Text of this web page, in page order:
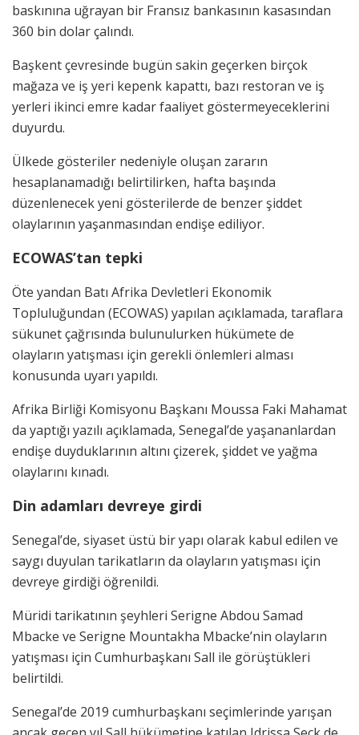
baskınına uğrayan bir Fransız bankasının kasasından
360 bin dolar çalındı.
Başkent çevresinde bugün sakin geçerken birçok
mağaza ve iş yeri kepenk kapattı, bazı restoran ve iş
yerleri ikinci emre kadar faaliyet göstermeyeceklerini
duyurdu.
Ülkede gösteriler nedeniyle oluşan zararın
hesaplanamadığı belirtilirken, hafta başında
düzenlenecek yeni gösterilerde de benzer şiddet
olaylarının yaşanmasından endişe ediliyor.
ECOWAS’tan tepki
Öte yandan Batı Afrika Devletleri Ekonomik
Topluluğundan (ECOWAS) yapılan açıklamada, taraflara
sükunet çağrısında bulunulurken hükümete de
olayların yatışması için gerekli önlemleri alması
konusunda uyarı yapıldı.
Afrika Birliği Komisyonu Başkanı Moussa Faki Mahamat
da yaptığı yazılı açıklamada, Senegal’de yaşananlardan
endişe duyduklarının altını çizerek, şiddet ve yağma
olaylarını kınadı.
Din adamları devreye girdi
Senegal’de, siyaset üstü bir yapı olarak kabul edilen ve
saygı duyulan tarikatların da olayların yatışması için
devreye girdiği öğrenildi.
Müridi tarikatının şeyhleri Serigne Abdou Samad
Mbacke ve Serigne Mountakha Mbacke’nin olayların
yatışması için Cumhurbaşkanı Sall ile görüştükleri
belirtildi.
Senegal’de 2019 cumhurbaşkanı seçimlerinde yarışan